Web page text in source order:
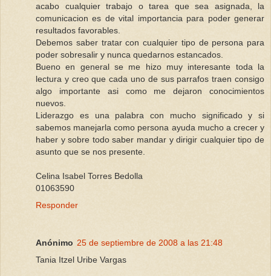
acabo cualquier trabajo o tarea que sea asignada, la
comunicacion es de vital importancia para poder generar
resultados favorables.
Debemos saber tratar con cualquier tipo de persona para
poder sobresalir y nunca quedarnos estancados.
Bueno en general se me hizo muy interesante toda la
lectura y creo que cada uno de sus parrafos traen consigo
algo importante asi como me dejaron conocimientos
nuevos.
Liderazgo es una palabra con mucho significado y si
sabemos manejarla como persona ayuda mucho a crecer y
haber y sobre todo saber mandar y dirigir cualquier tipo de
asunto que se nos presente.
Celina Isabel Torres Bedolla
01063590
Responder
Anónimo 25 de septiembre de 2008 a las 21:48
Tania Itzel Uribe Vargas